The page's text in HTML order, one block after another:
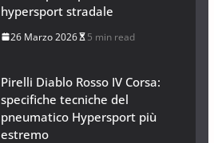
hypersport stradale
26 Marzo 2026 5 min read
Pirelli Diablo Rosso IV Corsa:
specifiche tecniche del
pneumatico Hypersport più
estremo